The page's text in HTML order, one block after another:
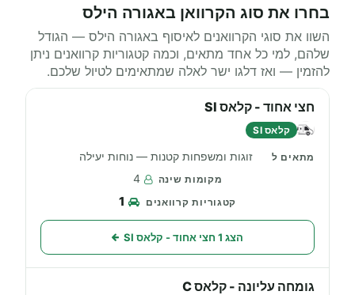
בחרו את סוג הקרוואן באגורה הילס
השוו את סוגי הקרוואנים לאיסוף באגורה הילס — הגודל
שלהם, למי כל אחד מתאים, וכמה קטגוריות קרוואנים ניתן
להזמין — ואז דלגו ישר לאלה שמתאימים לטיול שלכם.
חצי אחוד - קלאס SI
קלאס SI
זוגות ומשפחות קטנות — נוחות יעילה
4
1
הצג 1 חצי אחוד - קלאס SI
גומחה עליונה - קלאס C